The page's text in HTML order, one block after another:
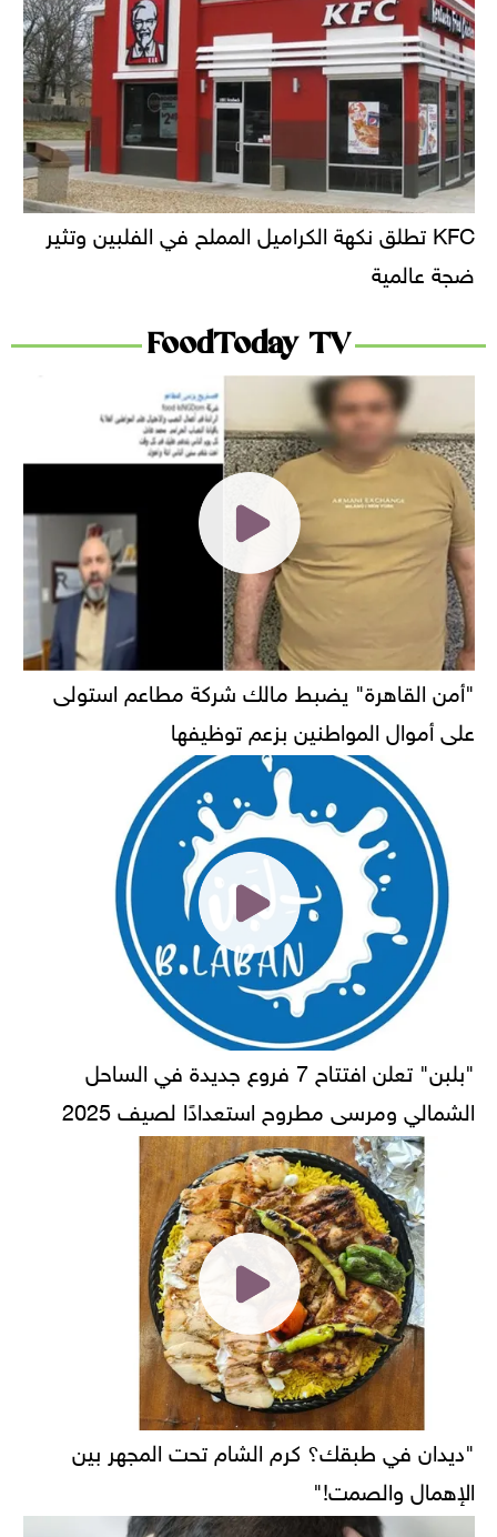
KFC تطلق نكهة الكراميل المملح في الفلبين وتثير
ضجة عالمية
FoodToday TV
"أمن القاهرة" يضبط مالك شركة مطاعم استولى
على أموال المواطنين بزعم توظيفها
"بلبن" تعلن افتتاح 7 فروع جديدة في الساحل
الشمالي ومرسى مطروح استعدادًا لصيف 2025
"ديدان في طبقك؟ كرم الشام تحت المجهر بين
الإهمال والصمت!"